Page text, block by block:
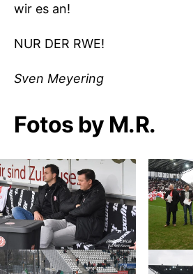
wir es an!
NUR DER RWE!
Sven Meyering
Fotos by M.R.